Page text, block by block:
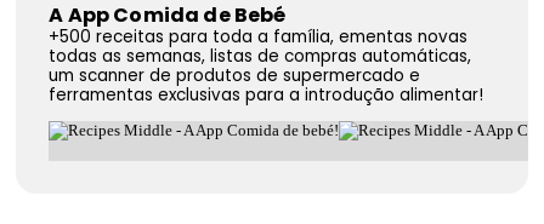
A App Comida de Bebé
+500 receitas para toda a família, ementas novas
todas as semanas, listas de compras automáticas,
um scanner de produtos de supermercado e
ferramentas exclusivas para a introdução alimentar!